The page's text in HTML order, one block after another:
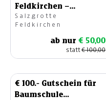
Feldkirchen –
Entspannung für bis
zu 5 Freunde
Salzgrotte
Feldkirchen
ab nur € 50,00
statt€ 100,00
€ 100.- Gutschein für
Baumschule